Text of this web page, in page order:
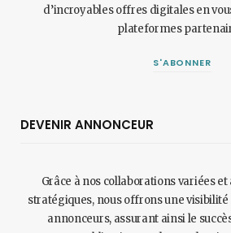
d’incroyables offres digitales en
plateformes
S'ABONNER
DEVENIR ANNONCEUR
Grâce à nos collaborations variées
stratégiques, nous offrons une
annonceurs, assurant ainsi le